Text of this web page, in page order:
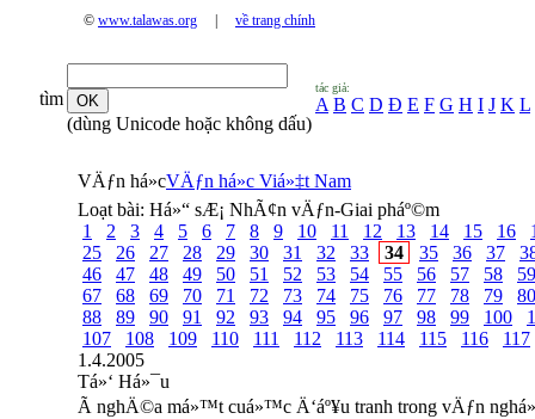
© www.talawas.org về trang chính
tìm
(dùng Unicode hoặc không dấu)
tác giả:
A B C D Đ E F G H I J K L
VÄƒn há»cVÄƒn há»c Viá»‡t Nam
Loạt bài: Há»“ sÆ¡ NhÃ¢n vÄƒn-Giai pháº©m
1
2 3 4 5 6 7 8 9 10 11 12 13 14 15 16
25
26 27 28 29 30 31 32 33 34 35 36 37
46
47 48 49 50 51 52 53 54 55 56 57 58
59
67
68 69 70 71 72 73 74 75 76 77 78 79
80
88
89 90 91 92 93 94 95 96 97 98 99 100
107
108 109 110 111 112 113 114 115 116
117
1.4.2005
Tá»‘ Há»¯u
Ã nghÄ©a má»™t cuá»™c Ä‘áº¥u tranh trong vÄƒn